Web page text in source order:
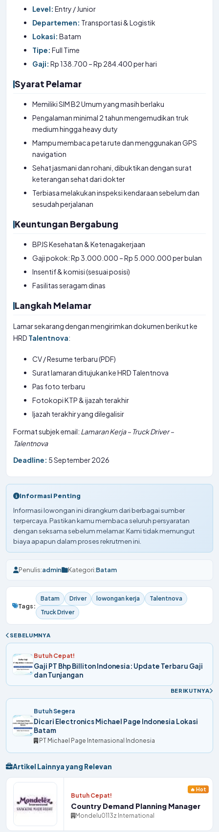
Level: Entry / Junior
Departemen: Transportasi & Logistik
Lokasi: Batam
Tipe: Full Time
Gaji: Rp 138.700 – Rp 284.400 per hari
Syarat Pelamar
Memiliki SIM B2 Umum yang masih berlaku
Pengalaman minimal 2 tahun mengemudikan truk
medium hingga heavy duty
Mampu membaca peta rute dan menggunakan GPS
navigation
Sehat jasmani dan rohani, dibuktikan dengan surat
keterangan sehat dari dokter
Terbiasa melakukan inspeksi kendaraan sebelum dan
sesudah perjalanan
Keuntungan Bergabung
BPJS Kesehatan & Ketenagakerjaan
Gaji pokok: Rp 3.000.000 – Rp 5.000.000 per bulan
Insentif & komisi (sesuai posisi)
Fasilitas seragam dinas
Langkah Melamar
Lamar sekarang dengan mengirimkan dokumen berikut ke
HRD Talentnova:
CV / Resume terbaru (PDF)
Surat lamaran ditujukan ke HRD Talentnova
Pas foto terbaru
Fotokopi KTP & ijazah terakhir
Ijazah terakhir yang dilegalisir
Format subjek email: Lamaran Kerja – Truck Driver –
Talentnova
Deadline: 5 September 2026
Informasi Penting
Informasi lowongan ini dirangkum dari berbagai sumber
terpercaya. Pastikan kamu membaca seluruh persyaratan
dengan seksama sebelum melamar. Kami tidak memungut
biaya apapun dalam proses rekrutmen ini.
Penulis:admin Kategori:Batam
Tags:
Batam Driver lowongan kerja
Talentnova
Truck Driver
SEBELUMNYA
Butuh Cepat!
Gaji PT Bhp Billiton Indonesia: Update Terbaru Gaji
dan Tunjangan
BERIKUTNYA
Butuh Segera
Dicari Electronics Michael Page Indonesia Lokasi
Batam
PT Michael Page Internasional Indonesia
Artikel Lainnya yang Relevan
Butuh Cepat!
Country Demand Planning Manager
Mondelu0113z International
🔥 Hot